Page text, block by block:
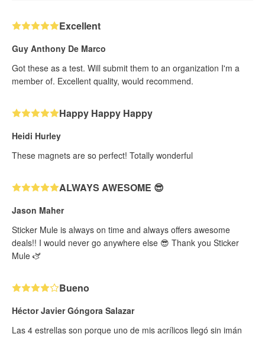
Excellent
Guy Anthony De Marco
Got these as a test. Will submit them to an organization I'm a
member of. Excellent quality, would recommend.
Happy Happy Happy
Heidi Hurley
These magnets are so perfect! Totally wonderful
ALWAYS AWESOME 😎
Jason Maher
Sticker Mule is always on time and always offers awesome
deals!! I would never go anywhere else 😎 Thank you Sticker
Mule 🫏
Bueno
Héctor Javier Góngora Salazar
Las 4 estrellas son porque uno de mis acrílicos llegó sin imán